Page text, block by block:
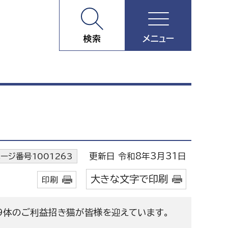
検索 メニュー
ージ番号1001263 更新日 令和8年3月31日
印刷 大きな文字で印刷
のご利益招き猫が皆様を迎えています。